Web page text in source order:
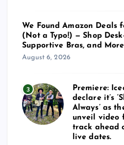
We Found Amazon Deals
(Not a Typo!) — Shop
Supportive Bras, and More
August 6, 2026
3
Premiere:
declare it’s
Always’ as
unveil video
track ahead
live dates.